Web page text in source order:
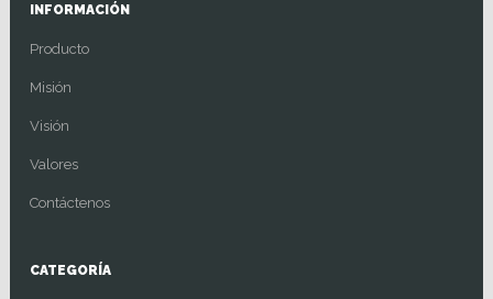
INFORMACIÓN
Producto
Misión
Visión
Valores
Contáctenos
CATEGORÍA